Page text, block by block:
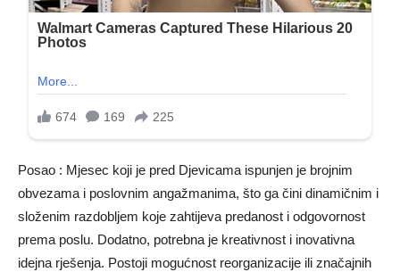
Posao : Mjesec koji je pred Djevicama ispunjen je brojnim
obvezama i poslovnim angažmanima, što ga čini dinamičnim i
složenim razdobljem koje zahtijeva predanost i odgovornost
prema poslu. Dodatno, potrebna je kreativnost i inovativna
idejna rješenja. Postoji mogućnost reorganizacije ili značajnih